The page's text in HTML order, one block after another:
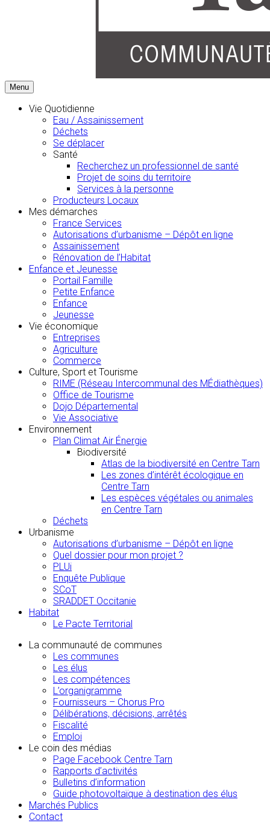
Menu
Vie Quotidienne
Eau / Assainissement
Déchets
Se déplacer
Santé
Recherchez un professionnel de santé
Projet de soins du territoire
Services à la personne
Producteurs Locaux
Mes démarches
France Services
Autorisations d’urbanisme – Dépôt en ligne
Assainissement
Rénovation de l’Habitat
Enfance et Jeunesse
Portail Famille
Petite Enfance
Enfance
Jeunesse
Vie économique
Entreprises
Agriculture
Commerce
Culture, Sport et Tourisme
RIME (Réseau Intercommunal des MÉdiathèques)
Office de Tourisme
Dojo Départemental
Vie Associative
Environnement
Plan Climat Air Énergie
Biodiversité
Atlas de la biodiversité en Centre Tarn
Les zones d’intérêt écologique en
Centre Tarn
Les espèces végétales ou animales
en Centre Tarn
Déchets
Urbanisme
Autorisations d’urbanisme – Dépôt en ligne
Quel dossier pour mon projet ?
PLUi
Enquête Publique
SCoT
SRADDET Occitanie
Habitat
Le Pacte Territorial
La communauté de communes
Les communes
Les élus
Les compétences
L’organigramme
Fournisseurs – Chorus Pro
Délibérations, décisions, arrêtés
Fiscalité
Emploi
Le coin des médias
Page Facebook Centre Tarn
Rapports d’activités
Bulletins d’information
Guide photovoltaïque à destination des élus
Marchés Publics
Contact